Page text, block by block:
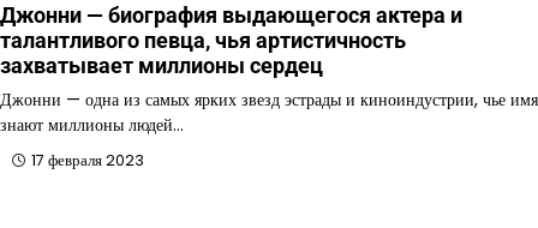
Джонни — биография выдающегося актера и
талантливого певца, чья артистичность
захватывает миллионы сердец
Джонни — одна из самых ярких звезд эстрады и киноиндустрии, чье имя
знают миллионы людей…
17 февраля 2023